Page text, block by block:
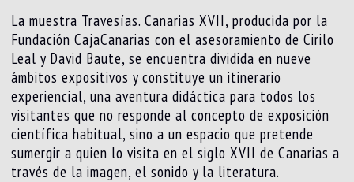
La muestra Travesías. Canarias XVII, producida por la
Fundación CajaCanarias con el asesoramiento de Cirilo
Leal y David Baute, se encuentra dividida en nueve
ámbitos expositivos y constituye un itinerario
experiencial, una aventura didáctica para todos los
visitantes que no responde al concepto de exposición
científica habitual, sino a un espacio que pretende
sumergir a quien lo visita en el siglo XVII de Canarias a
través de la imagen, el sonido y la literatura.